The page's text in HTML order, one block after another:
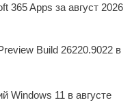
365 Apps за август 2026
Build 26220.9022 в
Windows 11 в августе